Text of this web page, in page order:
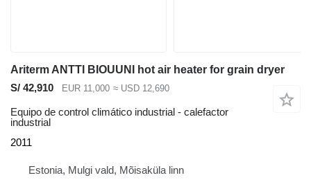
Ariterm ANTTI BIOUUNI hot air heater for grain dryer
S/ 42,910
EUR 11,000 ≈ USD 12,690
Equipo de control climático industrial - calefactor
industrial
2011
Estonia, Mulgi vald, Mõisaküla linn